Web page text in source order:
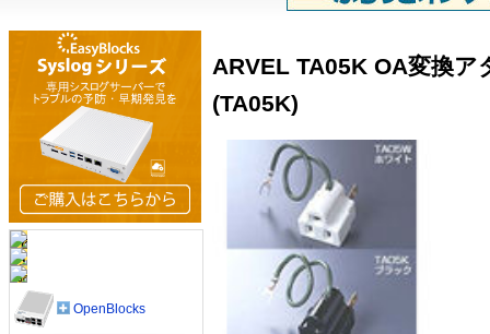
ARVEL TA05K OA変換
(TA05K)
OpenBlocks